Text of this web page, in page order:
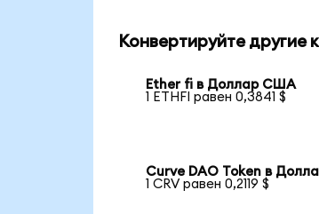
Конвертируйте другие
Ether fi в Доллар США
1 ETHFI равен 0,3841 $
Curve DAO Token в
1 CRV равен 0,2119 $